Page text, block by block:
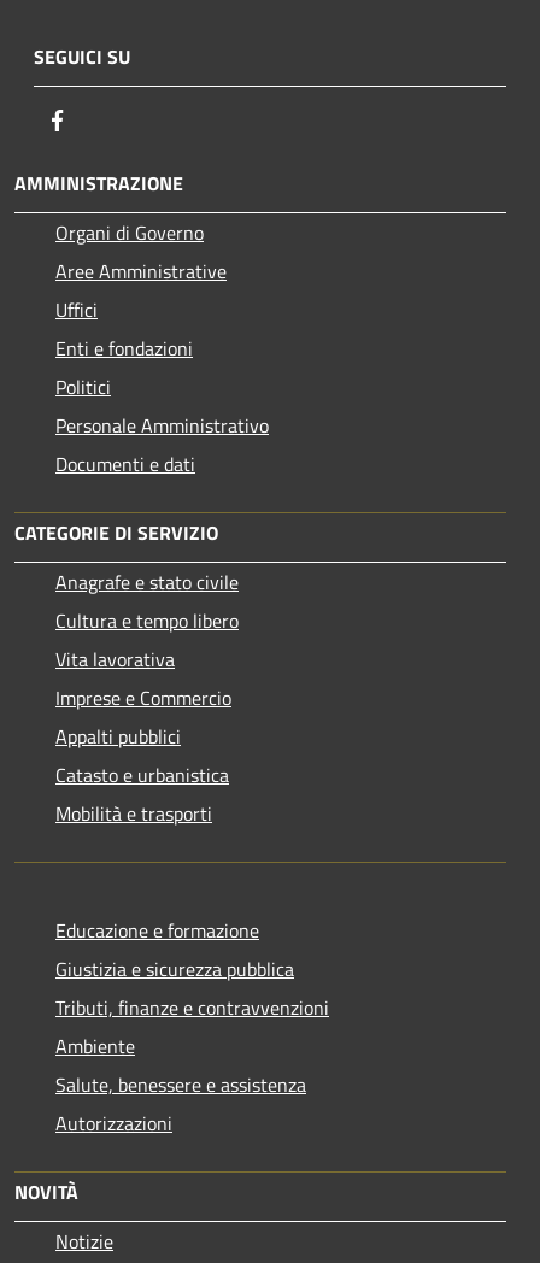
SEGUICI SU
AMMINISTRAZIONE
Organi di Governo
Aree Amministrative
Uffici
Enti e fondazioni
Politici
Personale Amministrativo
Documenti e dati
CATEGORIE DI SERVIZIO
Anagrafe e stato civile
Cultura e tempo libero
Vita lavorativa
Imprese e Commercio
Appalti pubblici
Catasto e urbanistica
Mobilità e trasporti
Educazione e formazione
Giustizia e sicurezza pubblica
Tributi, finanze e contravvenzioni
Ambiente
Salute, benessere e assistenza
Autorizzazioni
NOVITÀ
Notizie